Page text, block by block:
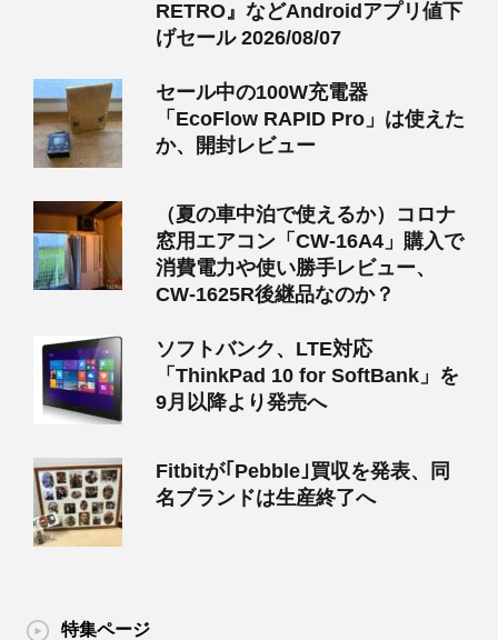
RETRO』などAndroidアプリ値下
げセール 2026/08/07
セール中の100W充電器
「EcoFlow RAPID Pro」は使えた
か、開封レビュー
（夏の車中泊で使えるか）コロナ
窓用エアコン「CW-16A4」購入で
消費電力や使い勝手レビュー、
CW-1625R後継品なのか？
ソフトバンク、LTE対応
「ThinkPad 10 for SoftBank」を
9月以降より発売へ
Fitbitが｢Pebble｣買収を発表、同
名ブランドは生産終了へ
特集ページ